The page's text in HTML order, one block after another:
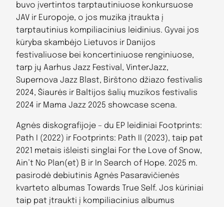
buvo įvertintos tarptautiniuose konkursuose
JAV ir Europoje, o jos muzika įtraukta į
tarptautinius kompiliacinius leidinius. Gyvai jos
kūryba skambėjo Lietuvos ir Danijos
festivaliuose bei koncertiniuose renginiuose,
tarp jų Aarhus Jazz Festival, VinterJazz,
Supernova Jazz Blast, Birštono džiazo festivalis
2024, Šiaurės ir Baltijos šalių muzikos festivalis
2024 ir Mama Jazz 2025 showcase scena.
Agnės diskografijoje – du EP leidiniai Footprints:
Path I (2022) ir Footprints: Path II (2023), taip pat
2021 metais išleisti singlai For the Love of Snow,
Ain’t No Plan(et) B ir In Search of Hope. 2025 m.
pasirodė debiutinis Agnės Pasaravičienės
kvarteto albumas Towards True Self. Jos kūriniai
taip pat įtraukti į kompiliacinius albumus